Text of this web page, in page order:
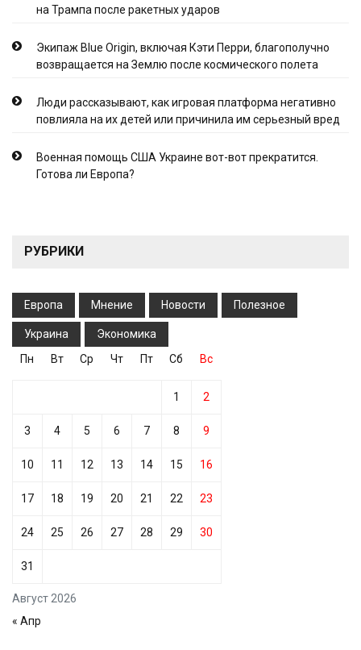
на Трампа после ракетных ударов
Экипаж Blue Origin, включая Кэти Перри, благополучно
возвращается на Землю после космического полета
Люди рассказывают, как игровая платформа негативно
повлияла на их детей или причинила им серьезный вред
Военная помощь США Украине вот-вот прекратится.
Готова ли Европа?
РУБРИКИ
Европа Мнение Новости Полезное
Украина Экономика
Август 2026
Пн Вт Ср Чт Пт Сб Вс
1 2
3 4 5 6 7 8 9
10 11 12 13 14 15 16
17 18 19 20 21 22 23
24 25 26 27 28 29 30
31
« Апр